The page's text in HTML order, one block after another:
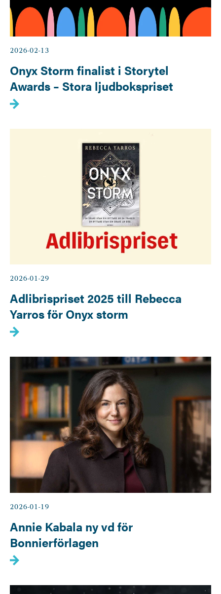
2026-02-13
Onyx Storm finalist i Storytel
Awards – Stora ljudbokspriset
2026-01-29
Adlibrispriset 2025 till Rebecca
Yarros för Onyx storm
2026-01-19
Annie Kabala ny vd för
Bonnierförlagen